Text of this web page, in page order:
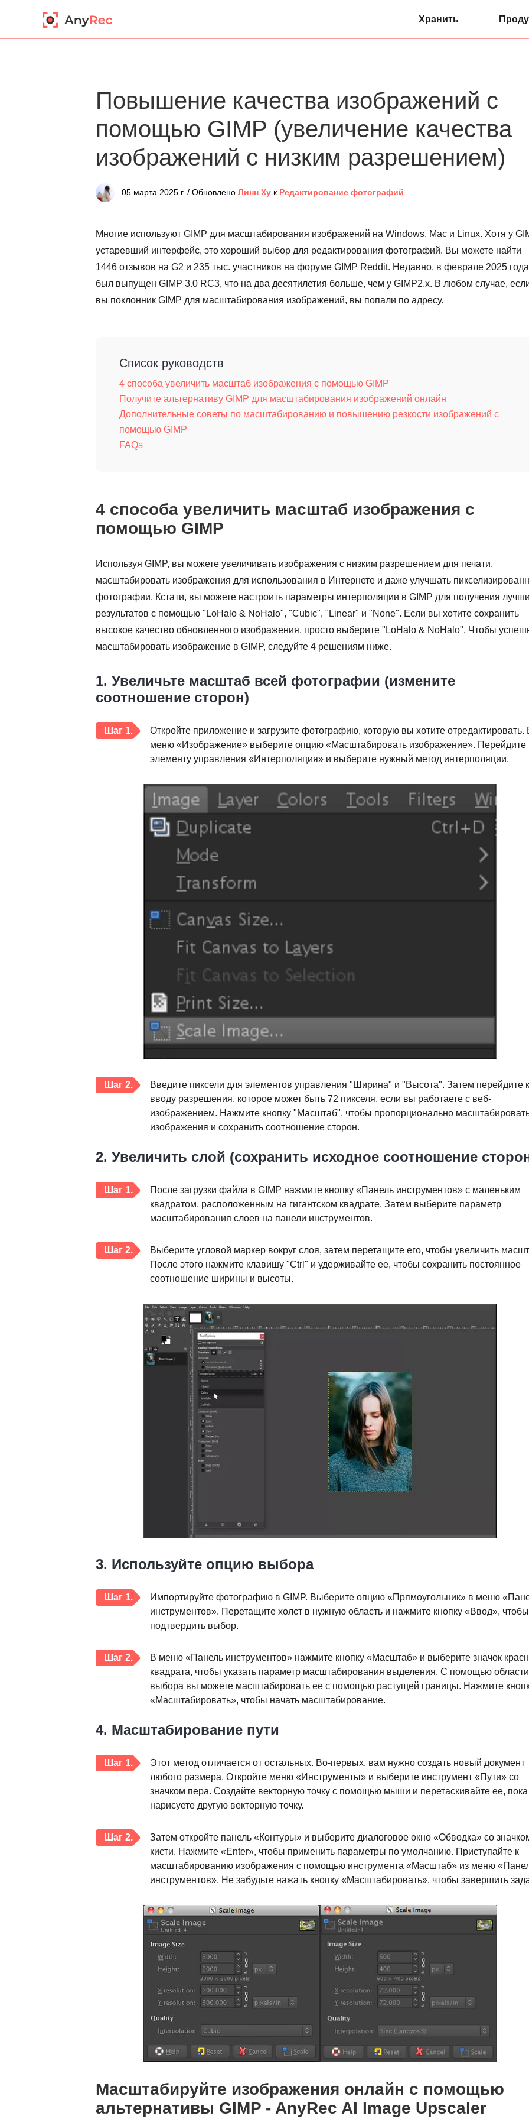
Хранить
Повышение качества изображений с
помощью GIMP (увеличение качества
изображений с низким разрешением)
05 марта 2025 г. / Обновлено Линн Ху к Редактирование фотографий
Многие используют GIMP для масштабирования изображений на Windows, Mac и Linux. Хотя у
устаревший интерфейс, это хороший выбор для редактирования фотографий. Вы можете найти
1446 отзывов на G2 и 235 тыс. участников на форуме GIMP Reddit. Недавно, в феврале 2025
был выпущен GIMP 3.0 RC3, что на два десятилетия больше, чем у GIMP2.x. В любом случае,
вы поклонник GIMP для масштабирования изображений, вы попали по адресу.
Список руководств
4 способа увеличить масштаб изображения с помощью GIMP
Получите альтернативу GIMP для масштабирования изображений онлайн
Дополнительные советы по масштабированию и повышению резкости изображений с
помощью GIMP
FAQs
4 способа увеличить масштаб изображения с
помощью GIMP
Используя GIMP, вы можете увеличивать изображения с низким разрешением для печати,
масштабировать изображения для использования в Интернете и даже улучшать
фотографии. Кстати, вы можете настроить параметры интерполяции в GIMP для получения
результатов с помощью "LoHalo & NoHalo", "Cubic", "Linear" и "None". Если вы хотите сохранить
высокое качество обновленного изображения, просто выберите "LoHalo & NoHalo". Чтобы
масштабировать изображение в GIMP, следуйте 4 решениям ниже.
1. Увеличьте масштаб всей фотографии (измените
соотношение сторон)
Шаг 1.
Откройте приложение и загрузите фотографию, которую вы хотите отредактировать.
меню «Изображение» выберите опцию «Масштабировать изображение». Перейдите
элементу управления «Интерполяция» и выберите нужный метод интерполяции.
Шаг 2.
Введите пиксели для элементов управления "Ширина" и "Высота". Затем перейдите к
вводу разрешения, которое может быть 72 пикселя, если вы работаете с веб-
изображением. Нажмите кнопку "Масштаб", чтобы пропорционально
изображения и сохранить соотношение сторон.
2. Увеличить слой (сохранить исходное соотношение
Шаг 1.
После загрузки файла в GIMP нажмите кнопку «Панель инструментов» с маленьким
квадратом, расположенным на гигантском квадрате. Затем выберите параметр
масштабирования слоев на панели инструментов.
Шаг 2.
Выберите угловой маркер вокруг слоя, затем перетащите его, чтобы увеличить
После этого нажмите клавишу "Ctrl" и удерживайте ее, чтобы сохранить постоянное
соотношение ширины и высоты.
3. Используйте опцию выбора
Шаг 1.
Импортируйте фотографию в GIMP. Выберите опцию «Прямоугольник» в меню
инструментов». Перетащите холст в нужную область и нажмите кнопку «Ввод», чтобы
подтвердить выбор.
Шаг 2.
В меню «Панель инструментов» нажмите кнопку «Масштаб» и выберите значок
квадрата, чтобы указать параметр масштабирования выделения. С помощью области
выбора вы можете масштабировать ее с помощью растущей границы. Нажмите
«Масштабировать», чтобы начать масштабирование.
4. Масштабирование пути
Шаг 1.
Этот метод отличается от остальных. Во-первых, вам нужно создать новый документ
любого размера. Откройте меню «Инструменты» и выберите инструмент «Пути» со
значком пера. Создайте векторную точку с помощью мыши и перетаскивайте ее,
нарисуете другую векторную точку.
Шаг 2.
Затем откройте панель «Контуры» и выберите диалоговое окно «Обводка» со
кисти. Нажмите «Enter», чтобы применить параметры по умолчанию. Приступайте к
масштабированию изображения с помощью инструмента «Масштаб» из меню
инструментов». Не забудьте нажать кнопку «Масштабировать», чтобы завершить
Масштабируйте изображения онлайн с помощью
альтернативы GIMP - AnyRec AI Image Upscaler